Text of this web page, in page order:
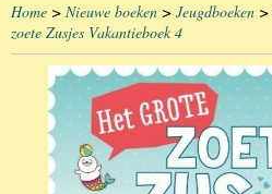
Home > Nieuwe boeken > Jeugdboeken >
zoete Zusjes Vakantieboek 4